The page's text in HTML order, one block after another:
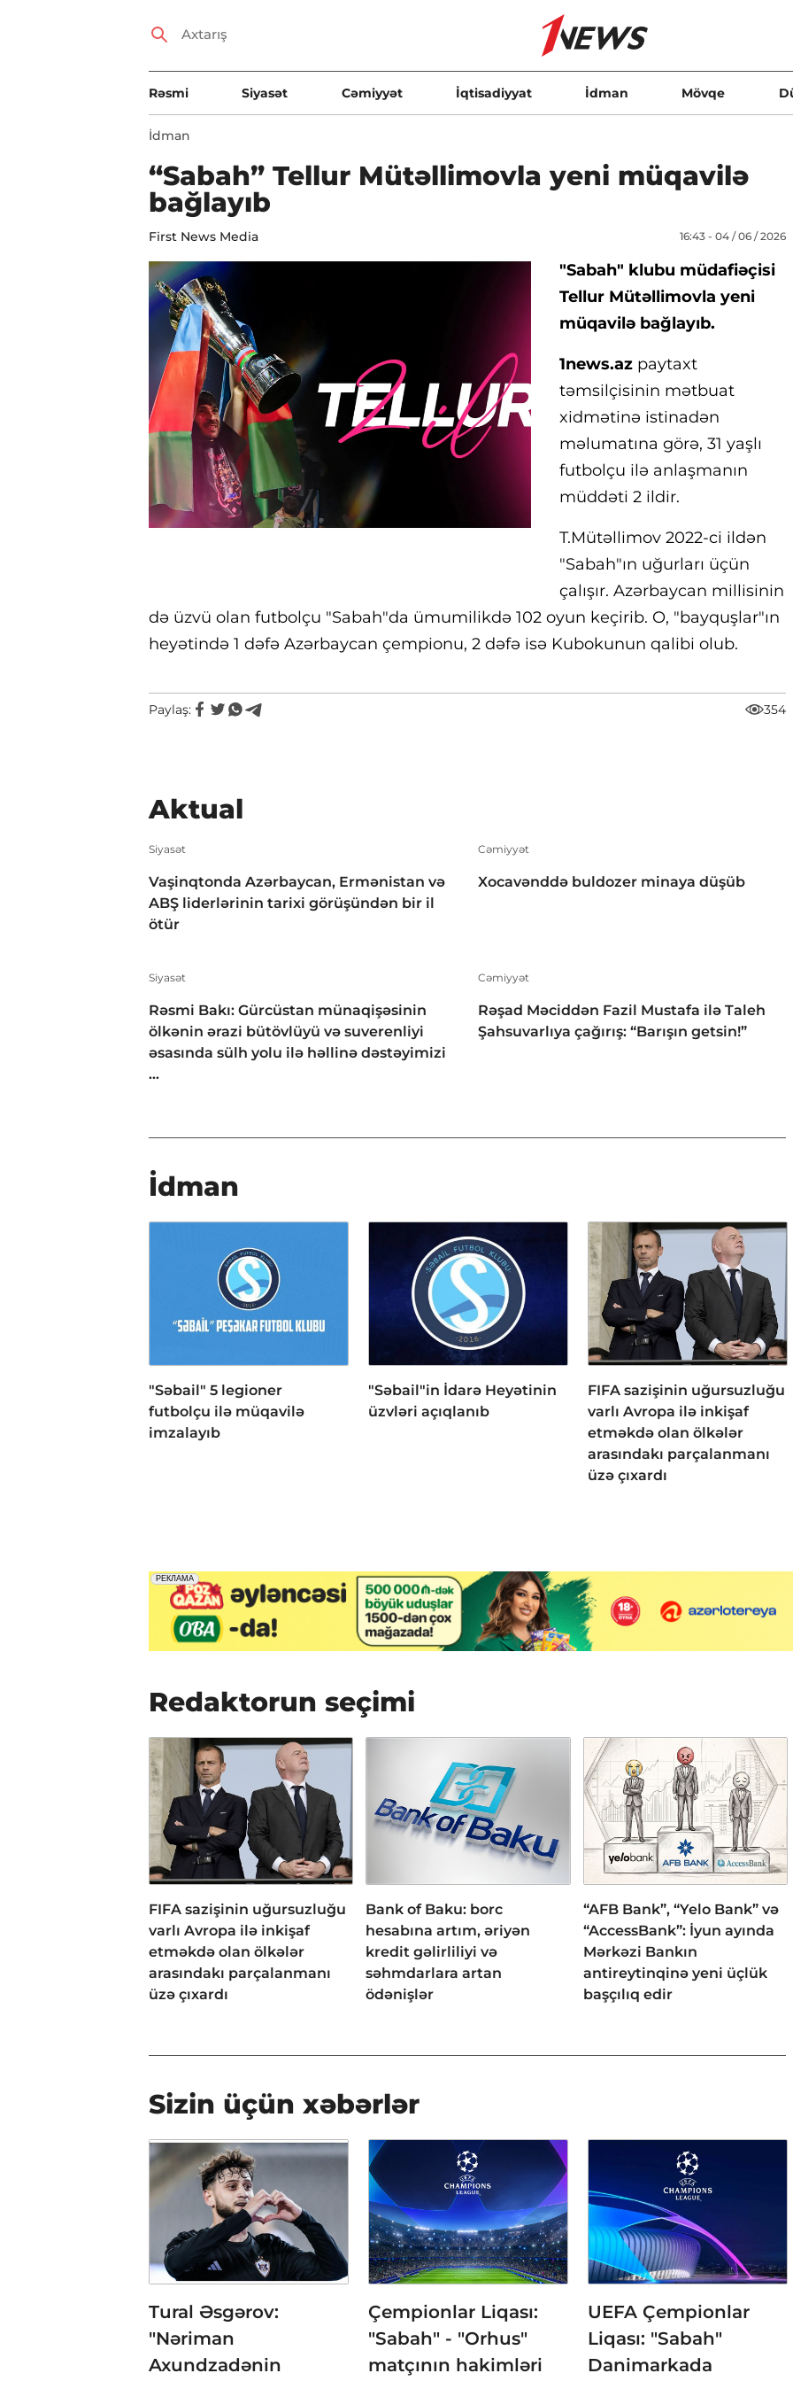
Rəsmi Siyasət Cəmiyyət İqtisadiyyat İdman Mövqe
İdman
“Sabah” Tellur Mütəllimovla yeni müqavilə
bağlayıb
First News Media 16:43 - 04 / 06 / 2026
"Sabah" klubu müdafiəçisi
Tellur Mütəllimovla yeni
müqavilə bağlayıb.
1news.az paytaxt
təmsilçisinin mətbuat
xidmətinə istinadən
məlumatına görə, 31 yaşlı
futbolçu ilə anlaşmanın
müddəti 2 ildir.
T.Mütəllimov 2022-ci ildən
"Sabah"ın uğurları üçün
çalışır. Azərbaycan millisinin
də üzvü olan futbolçu "Sabah"da ümumilikdə 102 oyun keçirib. O, "bayquşlar"ın
heyətində 1 dəfə Azərbaycan çempionu, 2 dəfə isə Kubokunun qalibi olub.
Paylaş: 354
Aktual
Siyasət
Vaşinqtonda Azərbaycan, Ermənistan və
ABŞ liderlərinin tarixi görüşündən bir il
ötür
Cəmiyyət
Xocavənddə buldozer minaya düşüb
Siyasət
Rəsmi Bakı: Gürcüstan münaqişəsinin
ölkənin ərazi bütövlüyü və suverenliyi
əsasında sülh yolu ilə həllinə dəstəyimizi
...
Cəmiyyət
Rəşad Məciddən Fazil Mustafa ilə Taleh
Şahsuvarlıya çağırış: “Barışın getsin!”
İdman
"Səbail" 5 legioner
futbolçu ilə müqavilə
imzalayıb
"Səbail"in İdarə Heyətinin
üzvləri açıqlanıb
FIFA sazişinin uğursuzluğu
varlı Avropa ilə inkişaf
etməkdə olan ölkələr
arasındakı parçalanmanı
üzə çıxardı
Redaktorun seçimi
FIFA sazişinin uğursuzluğu
varlı Avropa ilə inkişaf
etməkdə olan ölkələr
arasındakı parçalanmanı
üzə çıxardı
Bank of Baku: borc
hesabına artım, əriyən
kredit gəlirliliyi və
səhmdarlara artan
ödənişlər
“AFB Bank”, “Yelo Bank” və
“AccessBank”: İyun ayında
Mərkəzi Bankın
antireytinqinə yeni üçlük
başçılıq edir
Sizin üçün xəbərlər
Tural Əsgərov:
"Nəriman
Axundzadənin
Çempionlar Liqası:
"Sabah" - "Orhus"
matçının hakimləri
UEFA Çempionlar
Liqası: "Sabah"
Danimarkada